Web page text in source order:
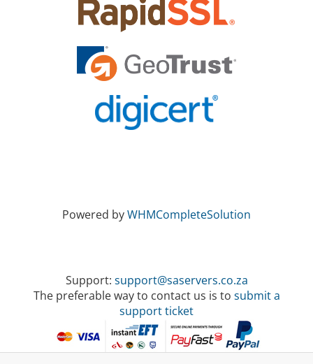
Powered byWHMCompleteSolution
Support: support@saservers.co.za
The preferable way to contact us is to submit a
support ticket